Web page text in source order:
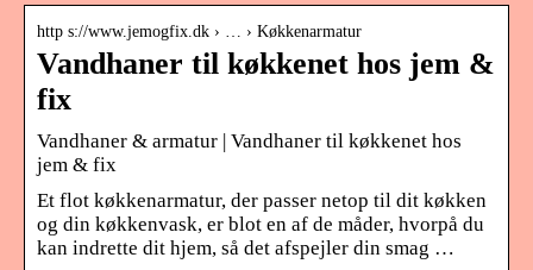
http s://www.jemogfix.dk › … › Køkkenarmatur
Vandhaner til køkkenet hos jem &
fix
Vandhaner & armatur | Vandhaner til køkkenet hos
jem & fix
Et flot køkkenarmatur, der passer netop til dit køkken
og din køkkenvask, er blot en af de måder, hvorpå du
kan indrette dit hjem, så det afspejler din smag …